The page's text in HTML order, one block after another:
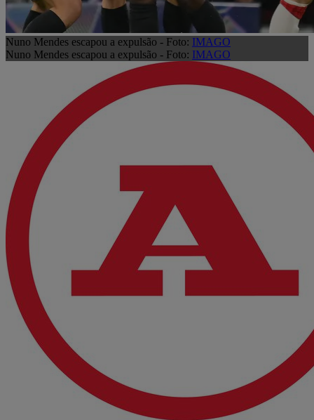
Nuno Mendes escapou a expulsão - Foto: IMAGO
Nuno Mendes escapou a expulsão - Foto: IMAGO